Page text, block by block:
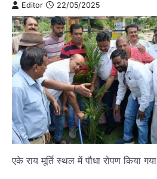
Editor 22/05/2025
एके राय मूर्ति स्थल में पौधा रोपण किया गया